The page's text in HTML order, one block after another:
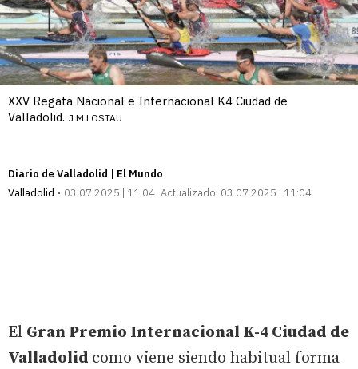
XXV Regata Nacional e Internacional K4 Ciudad de
Valladolid. J.M.LOSTAU
Diario de Valladolid | El Mundo
Valladolid
03.07.2025 | 11:04 Actualizado: 03.07.2025 | 11:04
El Gran Premio Internacional K-4 Ciudad de
Valladolid como viene siendo habitual forma